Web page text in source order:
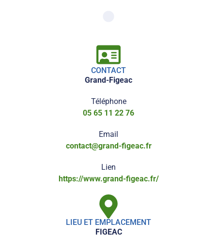
CONTACT
Grand-Figeac
Téléphone
05 65 11 22 76
Email
contact@grand-figeac.fr
Lien
https://www.grand-figeac.fr/
LIEU ET EMPLACEMENT
FIGEAC